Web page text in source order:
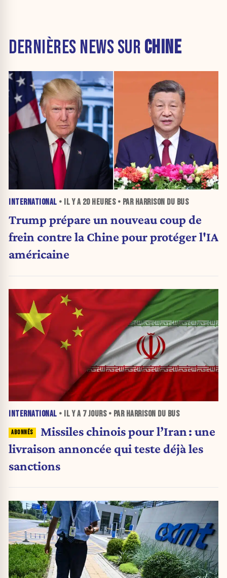
DERNIÈRES NEWS SUR CHINE
INTERNATIONAL • IL Y A 20 HEURES• PAR HARRISON DU BUS
Trump prépare un nouveau coup de
frein contre la Chine pour protéger l'IA
américaine
INTERNATIONAL • IL Y A 7 JOURS• PAR HARRISON DU BUS
Missiles chinois pour l’Iran : une
livraison annoncée qui teste déjà les
sanctions